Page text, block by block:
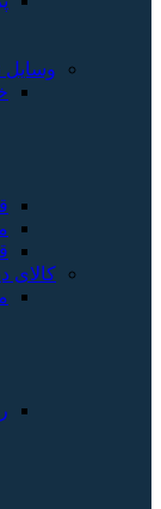
وسایل
کالای